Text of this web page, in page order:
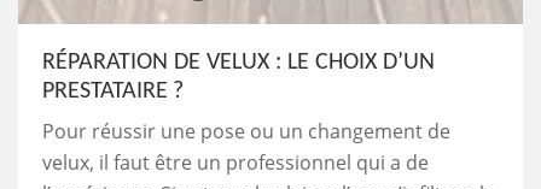
RÉPARATION DE VELUX : LE CHOIX D’UN
PRESTATAIRE ?
Pour réussir une pose ou un changement de
velux, il faut être un professionnel qui a de